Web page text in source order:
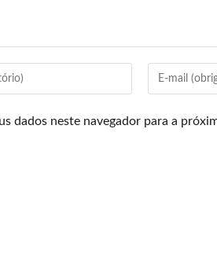
dados neste navegador para a